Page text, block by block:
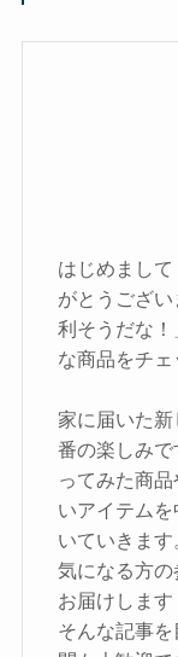
はじめまし
がとうござ
利そうだな
な商品をチェ
家に届いた
番の楽しみ
ってみた商
いアイテム
いていきま
気になる方
お届けします
そんな記事